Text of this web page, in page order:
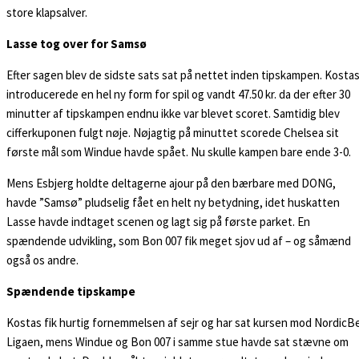
store klapsalver.
Lasse tog over for Samsø
Efter sagen blev de sidste sats sat på nettet inden tipskampen. Kostas
introducerede en hel ny form for spil og vandt 47.50 kr. da der efter 30
minutter af tipskampen endnu ikke var blevet scoret. Samtidig blev
cifferkuponen fulgt nøje. Nøjagtig på minuttet scorede Chelsea sit
første mål som Windue havde spået. Nu skulle kampen bare ende 3-0.
Mens Esbjerg holdte deltagerne ajour på den bærbare med DONG,
havde ”Samsø” pludselig fået en helt ny betydning, idet huskatten
Lasse havde indtaget scenen og lagt sig på første parket. En
spændende udvikling, som Bon 007 fik meget sjov ud af – og såmænd
også os andre.
Spændende tipskampe
Kostas fik hurtig fornemmelsen af sejr og har sat kursen mod
Ligaen, mens Windue og Bon 007 i samme stue havde sat stævne om